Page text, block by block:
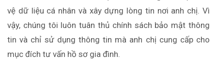
vệ dữ liệu cá nhân và xây dựng lòng tin nơi anh chị. Vì
vậy, chúng tôi luôn tuân thủ chính sách bảo mật thông
tin và chỉ sử dụng thông tin mà anh chị cung cấp cho
mục đích tư vấn hồ sơ gia đình.